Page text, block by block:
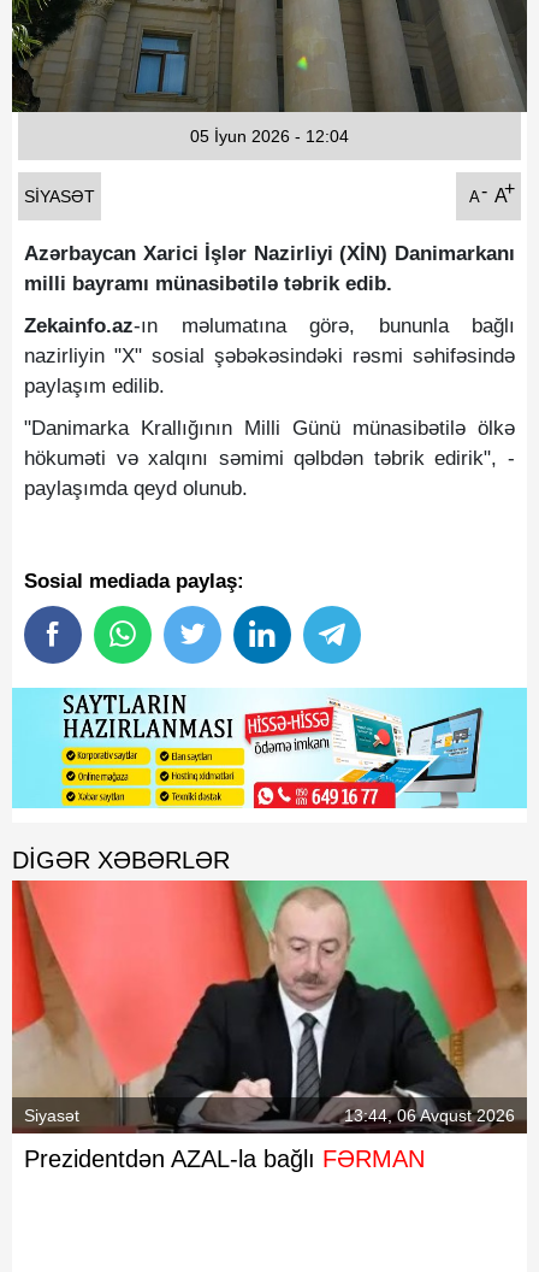
Fotoqaleriya
Reportaj
Qarabag Zəfəri
SIYASƏT A- A+
05 İyun 2026 - 12:04
Azərbaycan Xarici İşlər Nazirliyi (XİN) Danimarkanı
milli bayramı münasibətilə təbrik edib.
Zekainfo.az-ın məlumatına görə, bununla bağlı
nazirliyin "X" sosial şəbəkəsindəki rəsmi səhifəsində
paylaşım edilib.
"Danimarka Krallığının Milli Günü münasibətilə ölkə
hökuməti və xalqını səmimi qəlbdən təbrik edirik", -
paylaşımda qeyd olunub.
Sosial mediada paylaş:
DIGƏR XƏBƏRLƏR
Siyasət 13:44, 06 Avqust 2026
Prezidentdən AZAL-la bağlı FƏRMAN